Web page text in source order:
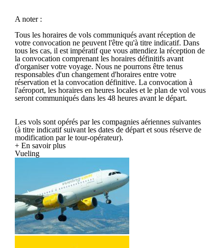
A noter :
Tous les horaires de vols communiqués avant réception de
votre convocation ne peuvent l'être qu'à titre indicatif. Dans
tous les cas, il est impératif que vous attendiez la réception de
la convocation comprenant les horaires définitifs avant
d'organiser votre voyage. Nous ne pourrons être tenus
responsables d'un changement d'horaires entre votre
réservation et la convocation définitive. La convocation à
l'aéroport, les horaires en heures locales et le plan de vol vous
seront communiqués dans les 48 heures avant le départ.
Les vols sont opérés par les compagnies aériennes suivantes
(à titre indicatif suivant les dates de départ et sous réserve de
modification par le tour-opérateur).
+ En savoir plus
Vueling